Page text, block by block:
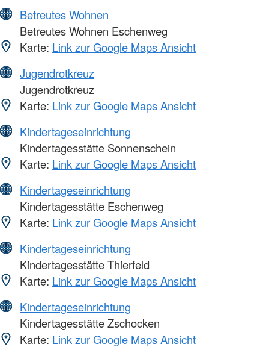
Betreutes Wohnen
Betreutes Wohnen Eschenweg
Karte: Link zur Google Maps Ansicht
Jugendrotkreuz
Jugendrotkreuz
Karte: Link zur Google Maps Ansicht
Kindertageseinrichtung
Kindertagesstätte Sonnenschein
Karte: Link zur Google Maps Ansicht
Kindertageseinrichtung
Kindertagesstätte Eschenweg
Karte: Link zur Google Maps Ansicht
Kindertageseinrichtung
Kindertagesstätte Thierfeld
Karte: Link zur Google Maps Ansicht
Kindertageseinrichtung
Kindertagesstätte Zschocken
Karte: Link zur Google Maps Ansicht